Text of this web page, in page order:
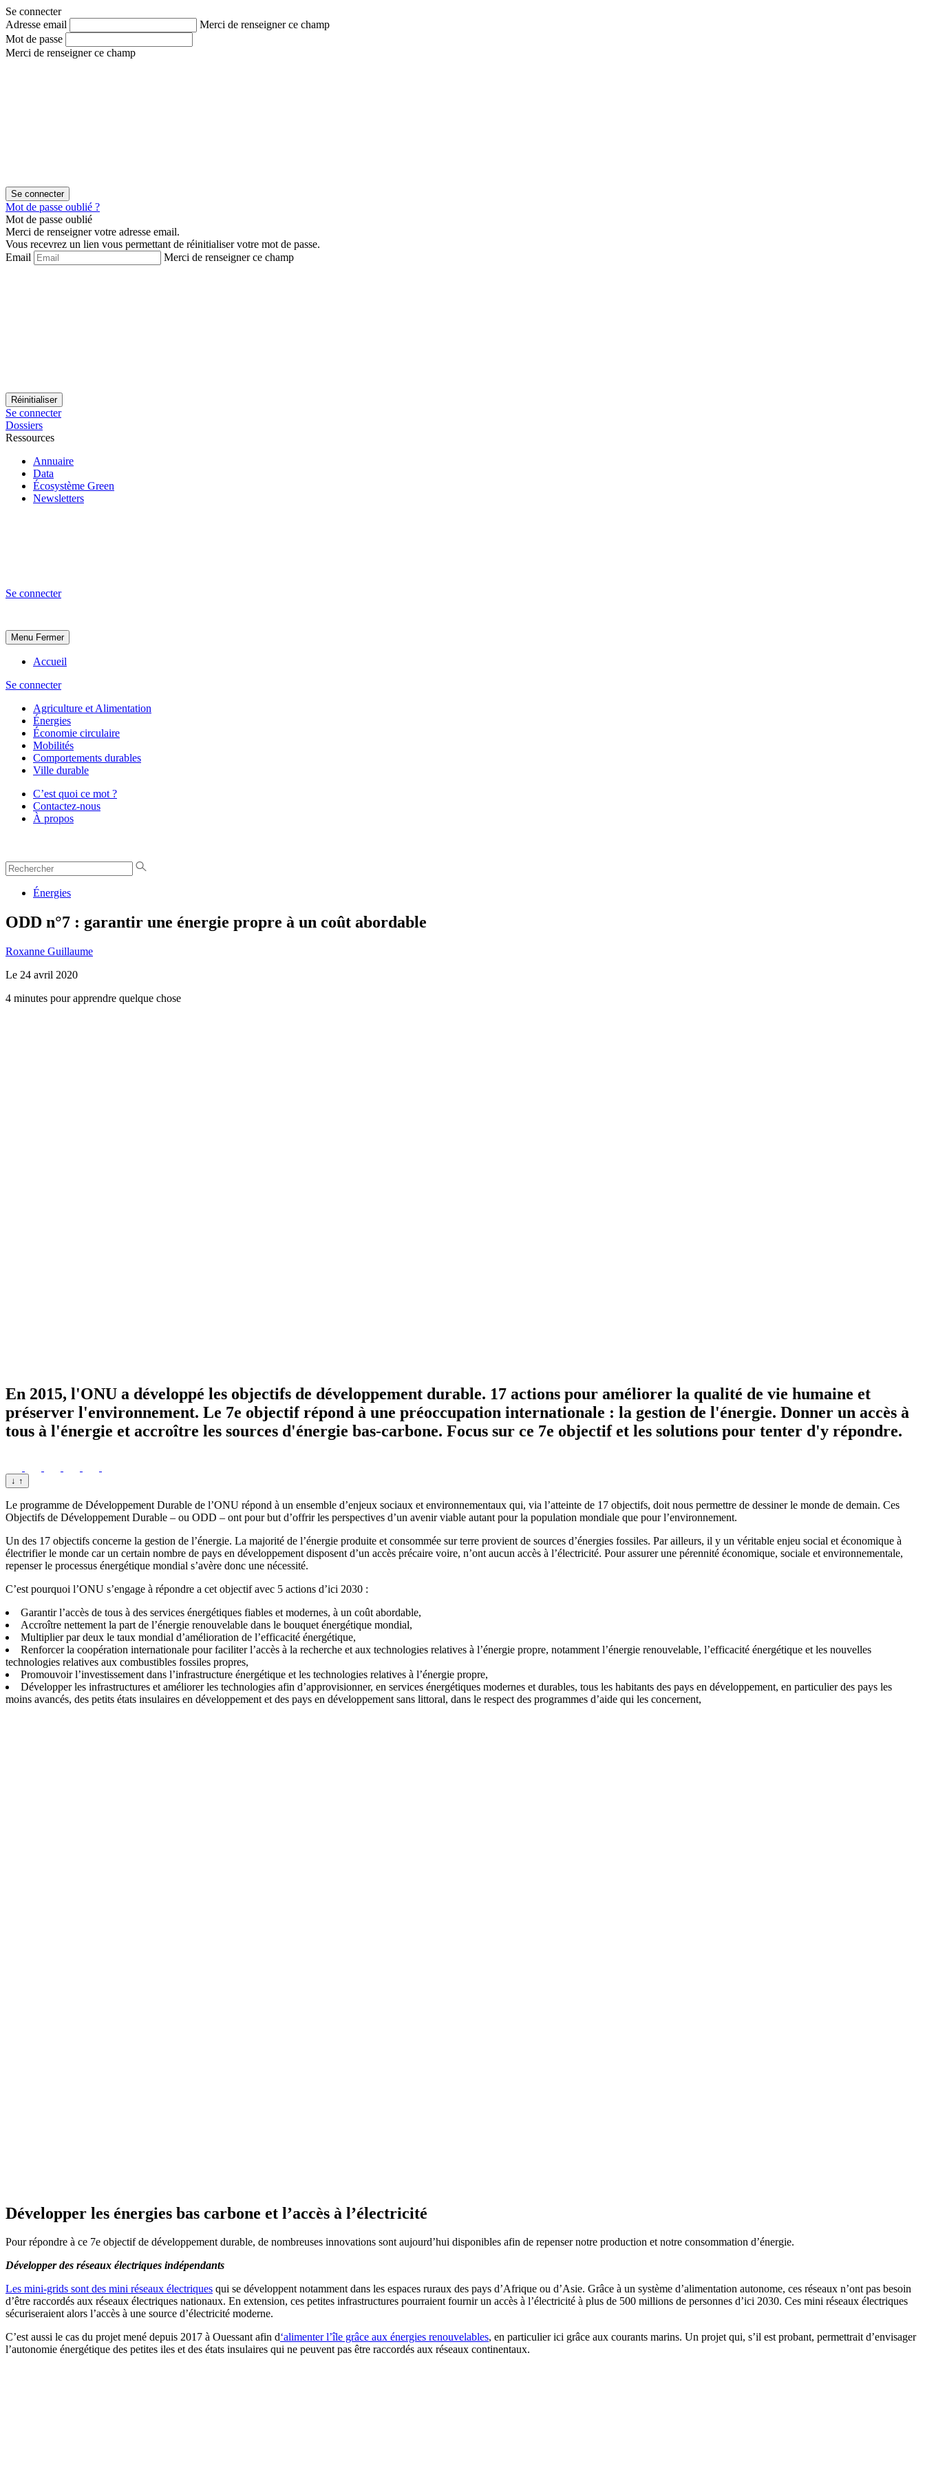
Aller
au
contenu
Aller
au
menu
Se connecter
Adresse email
Merci de renseigner ce champ
Mot de passe
Merci de renseigner ce champ
Mot de passe oublié ?
Mot de passe oublié
Merci de renseigner votre adresse email.
Vous recevrez un lien vous permettant de réinitialiser votre mot de passe.
Email
Merci de renseigner ce champ
Se connecter
Dossiers
Ressources
Annuaire
Data
Écosystème Green
Newsletters
Se connecter
Menu Fermer
Accueil
Se connecter
Agriculture et Alimentation
Énergies
Économie circulaire
Mobilités
Comportements durables
Ville durable
C’est quoi ce mot ?
Contactez-nous
À propos
Énergies
ODD n°7 : garantir une énergie propre à un coût abordable
Roxanne Guillaume
Le 24 avril 2020
4 minutes pour apprendre quelque chose
En 2015, l'ONU a développé les objectifs de développement durable. 17 actions pour améliorer la qualité de vie humaine et
préserver l'environnement. Le 7e objectif répond à une préoccupation internationale : la gestion de l'énergie. Donner un accès à
tous à l'énergie et accroître les sources d'énergie bas-carbone. Focus sur ce 7e objectif et les solutions pour tenter d'y répondre.
↓ ↑
Le programme de Développement Durable de l’ONU répond à un ensemble d’enjeux sociaux et environnementaux qui, via l’atteinte de 17 objectifs, doit nous permettre de dessiner le monde de demain. Ces
Objectifs de Développement Durable – ou ODD – ont pour but d’offrir les perspectives d’un avenir viable autant pour la population mondiale que pour l’environnement.
Un des 17 objectifs concerne la gestion de l’énergie. La majorité de l’énergie produite et consommée sur terre provient de sources d’énergies fossiles. Par ailleurs, il y un véritable enjeu social et économique à
électrifier le monde car un certain nombre de pays en développement disposent d’un accès précaire voire, n’ont aucun accès à l’électricité. Pour assurer une pérennité économique, sociale et environnementale,
repenser le processus énergétique mondial s’avère donc une nécessité.
C’est pourquoi l’ONU s’engage à répondre a cet objectif avec 5 actions d’ici 2030 :
Garantir l’accès de tous à des services énergétiques fiables et modernes, à un coût abordable,
Accroître nettement la part de l’énergie renouvelable dans le bouquet énergétique mondial,
Multiplier par deux le taux mondial d’amélioration de l’efficacité énergétique,
Renforcer la coopération internationale pour faciliter l’accès à la recherche et aux technologies relatives à l’énergie propre, notamment l’énergie renouvelable, l’efficacité énergétique et les nouvelles
technologies relatives aux combustibles fossiles propres,
Promouvoir l’investissement dans l’infrastructure énergétique et les technologies relatives à l’énergie propre,
Développer les infrastructures et améliorer les technologies afin d’approvisionner, en services énergétiques modernes et durables, tous les habitants des pays en développement, en particulier des pays les
moins avancés, des petits états insulaires en développement et des pays en développement sans littoral, dans le respect des programmes d’aide qui les concernent,
Développer les énergies bas carbone et l’accès à l’électricité
Pour répondre à ce 7e objectif de développement durable, de nombreuses innovations sont aujourd’hui disponibles afin de repenser notre production et notre consommation d’énergie.
Développer des réseaux électriques indépendants
Les mini-grids sont des mini réseaux électriques qui se développent notamment dans les espaces ruraux des pays d’Afrique ou d’Asie. Grâce à un système d’alimentation autonome, ces réseaux n’ont pas besoin
d’être raccordés aux réseaux électriques nationaux. En extension, ces petites infrastructures pourraient fournir un accès à l’électricité à plus de 500 millions de personnes d’ici 2030. Ces mini réseaux électriques
sécuriseraient alors l’accès à une source d’électricité moderne.
C’est aussi le cas du projet mené depuis 2017 à Ouessant afin d‘alimenter l’île grâce aux énergies renouvelables, en particulier ici grâce aux courants marins. Un projet qui, s’il est probant, permettrait d’envisager
l’autonomie énergétique des petites iles et des états insulaires qui ne peuvent pas être raccordés aux réseaux continentaux.